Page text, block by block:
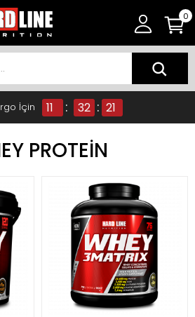
0
İçin 11 : 32 : 21
PROTEİN